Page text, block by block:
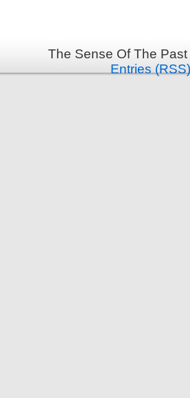
The Sense Of The
Entries (RSS)